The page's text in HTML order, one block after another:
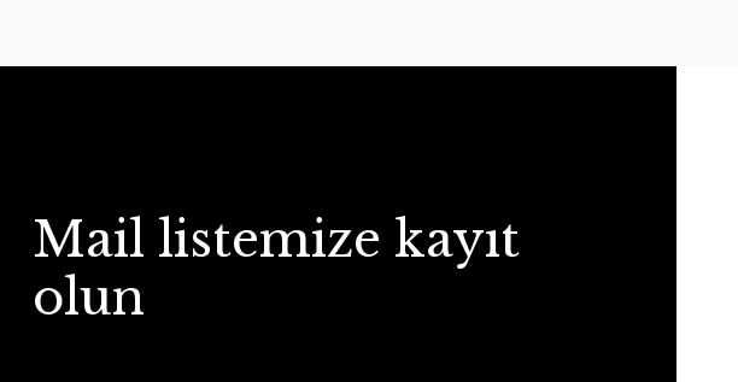
İNDİRİMLİ YENİ ÜRÜN
A2000 Alüminyum Bahçe Salıncağı
Mail listemize kayıt
olun